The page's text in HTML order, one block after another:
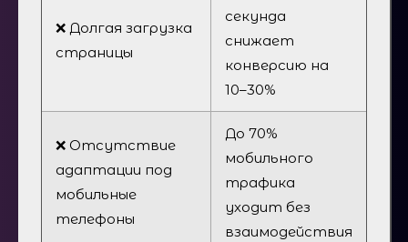
❌ Долгая загрузка
страницы
секунда
снижает
конверсию на
10–30%
❌ Отсутствие
адаптации под
мобильные
телефоны
До 70%
мобильного
трафика
уходит без
взаимодействия